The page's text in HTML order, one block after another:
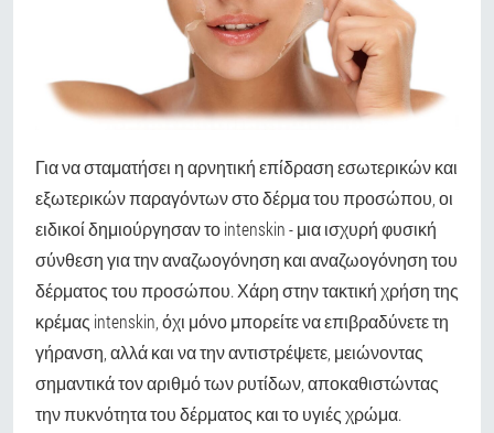
Για να σταματήσει η αρνητική επίδραση εσωτερικών και
εξωτερικών παραγόντων στο δέρμα του προσώπου, οι
ειδικοί δημιούργησαν το intenskin - μια ισχυρή φυσική
σύνθεση για την αναζωογόνηση και αναζωογόνηση του
δέρματος του προσώπου. Χάρη στην τακτική χρήση της
κρέμας intenskin, όχι μόνο μπορείτε να επιβραδύνετε τη
γήρανση, αλλά και να την αντιστρέψετε, μειώνοντας
σημαντικά τον αριθμό των ρυτίδων, αποκαθιστώντας
την πυκνότητα του δέρματος και το υγιές χρώμα.